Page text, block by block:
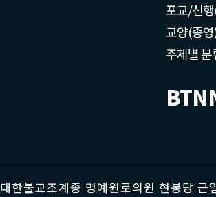
포교/신
교양(종
주제별 분
대한불교조계종 명예원로의원 현봉당